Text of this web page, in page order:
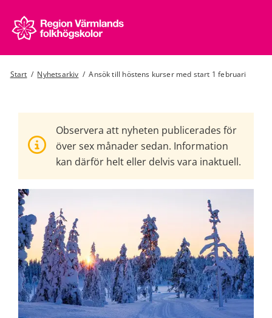
Start / Nyhetsarkiv / Ansök till höstens kurser med start 1 februari
Observera att nyheten publicerades för
över sex månader sedan. Information
kan därför helt eller delvis vara inaktuell.